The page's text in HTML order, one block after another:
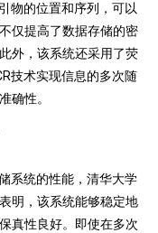
物的位置和序列，可以
仅提高了数据存储的密
外，该系统还采用了荧
技术实现信息的多次随
确性。
系统的性能，清华大学
明，该系统能够稳定地
真性良好。即使在多次